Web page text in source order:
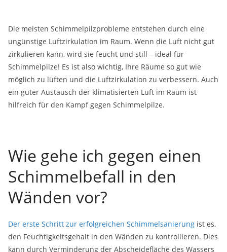
Die meisten Schimmelpilzprobleme entstehen durch eine
ungünstige Luftzirkulation im Raum. Wenn die Luft nicht gut
zirkulieren kann, wird sie feucht und still – ideal für
Schimmelpilze! Es ist also wichtig, Ihre Räume so gut wie
möglich zu lüften und die Luftzirkulation zu verbessern. Auch
ein guter Austausch der klimatisierten Luft im Raum ist
hilfreich für den Kampf gegen Schimmelpilze.
Wie gehe ich gegen einen
Schimmelbefall in den
Wänden vor?
Der erste Schritt zur erfolgreichen Schimmelsanierung ist es,
den Feuchtigkeitsgehalt in den Wänden zu kontrollieren. Dies
kann durch Verminderung der Abscheidefläche des Wassers